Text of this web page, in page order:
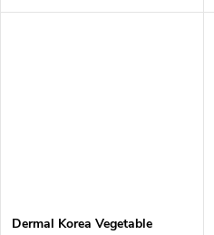
Dermal Korea Vegetable